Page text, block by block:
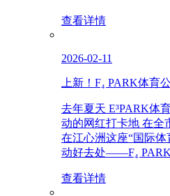
查看详情
2026-02-11
上新！F₄ PARK体育
去年夏天 E³PARK体
动的网红打卡地 在全
在江心洲这座“国际体
动好去处——F₄ PARK
查看详情